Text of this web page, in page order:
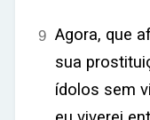
9 Agora, que
sua
ídolos sem